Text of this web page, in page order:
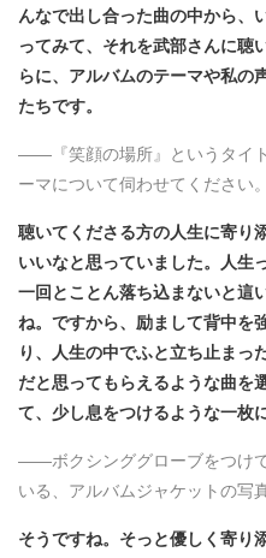
んなで出し合った曲の中から、
ってみて、それを武部さんに聴
らに、アルバムのテーマや私の
たちです。
――『笑顔の場所』というタイ
ーマについて伺わせてください。
聴いてくださる方の人生に寄り
いいなと思っていました。人生
一回とことん落ち込まないと這
ね。ですから、励まして背中を
り、人生の中でふと立ち止まっ
だと思ってもらえるような曲を
て、少し息をつけるような一枚
――ボクシンググローブをつけ
いる、アルバムジャケットの写
そうですね。そっと優しく寄り